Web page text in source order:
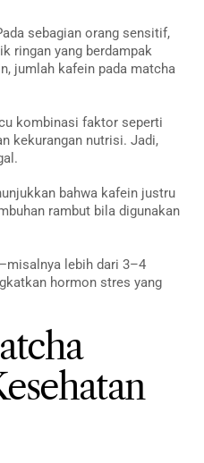
sebagian orang sensitif,
ringan yang berdampak
jumlah kafein pada matcha
kombinasi faktor seperti
kekurangan nutrisi. Jadi,
bahwa kafein justru
rambut bila digunakan
lebih dari 3–4
hormon stres yang